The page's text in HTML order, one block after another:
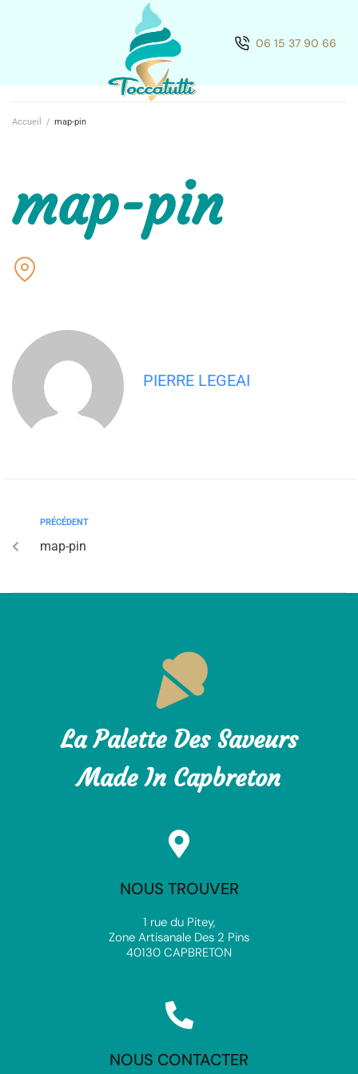
06 15 37 90 66
Accueil / map-pin
map-pin
PIERRE LEGEAI
PRÉCÉDENT
map-pin
La Palette Des Saveurs
Made In Capbreton
NOUS TROUVER
1 rue du Pitey,
Zone Artisanale Des 2 Pins
40130 CAPBRETON
NOUS CONTACTER